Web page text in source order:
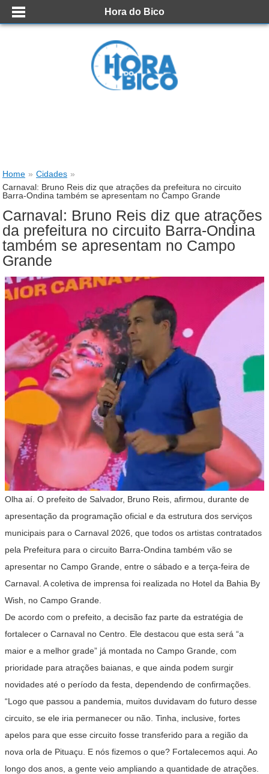
Hora do Bico
Home » Cidades »
Carnaval: Bruno Reis diz que atrações da prefeitura no circuito
Barra-Ondina também se apresentam no Campo Grande
Carnaval: Bruno Reis diz que atrações
da prefeitura no circuito Barra-Ondina
também se apresentam no Campo
Grande
Olha aí. O prefeito de Salvador, Bruno Reis, afirmou, durante de
apresentação da programação oficial e da estrutura dos serviços
municipais para o Carnaval 2026, que todos os artistas contratados
pela Prefeitura para o circuito Barra-Ondina também vão se
apresentar no Campo Grande, entre o sábado e a terça-feira de
Carnaval. A coletiva de imprensa foi realizada no Hotel da Bahia By
Wish, no Campo Grande.
De acordo com o prefeito, a decisão faz parte da estratégia de
fortalecer o Carnaval no Centro. Ele destacou que esta será “a
maior e a melhor grade” já montada no Campo Grande, com
prioridade para atrações baianas, e que ainda podem surgir
novidades até o período da festa, dependendo de confirmações.
“Logo que passou a pandemia, muitos duvidavam do futuro desse
circuito, se ele iria permanecer ou não. Tinha, inclusive, fortes
apelos para que esse circuito fosse transferido para a região da
nova orla de Pituaçu. E nós fizemos o que? Fortalecemos aqui. Ao
longo dos anos, a gente veio ampliando a quantidade de atrações.